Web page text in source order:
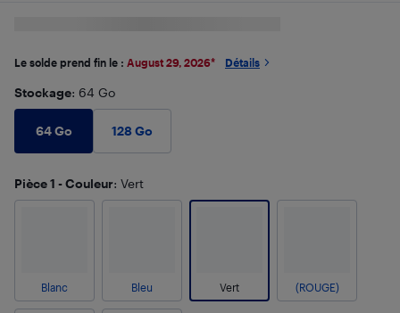
Le solde prend fin le : August 29, 2026* Détails
Stockage: 64 Go
64 Go 128 Go
Pièce 1 - Couleur: Vert
Blanc Bleu Vert (ROUGE)